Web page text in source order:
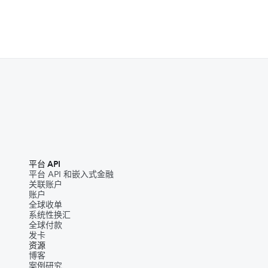
平台 API
平台 API 和嵌入式金融
关联账户
账户
全球收单
系统性换汇
全球付款
发卡
资源
博客
案例研究